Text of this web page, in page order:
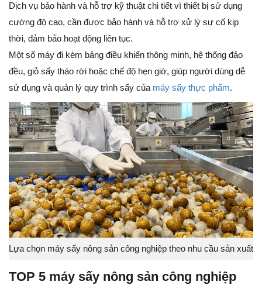
Dịch vụ bảo hành và hỗ trợ kỹ thuật chi tiết vì thiết bị sử dụng
cường độ cao, cần được bảo hành và hỗ trợ xử lý sự cố kịp
thời, đảm bảo hoạt động liên tục.
Một số máy đi kèm bảng điều khiển thông minh, hệ thống đảo
đều, giỏ sấy tháo rời hoặc chế độ hẹn giờ, giúp người dùng dễ
sử dụng và quản lý quy trình sấy của máy sấy thực phẩm.
Lựa chọn máy sấy nông sản công nghiệp theo nhu cầu sản xuất
TOP 5 máy sấy nông sản công nghiệp